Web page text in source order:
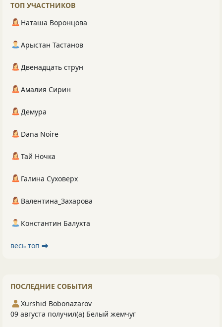
ТОП УЧАСТНИКОВ
Наташа Воронцова
Арыстан Тастанов
Двенадцать струн
Амалия Сирин
Демура
Dana Noire
Тай Ночка
Галина Суховерх
Валентина_Захарова
Константин Балухта
весь топ ⮕
ПОСЛЕДНИЕ СОБЫТИЯ
Xurshid Bobonazarov
09 августа получил(а) Белый жемчуг